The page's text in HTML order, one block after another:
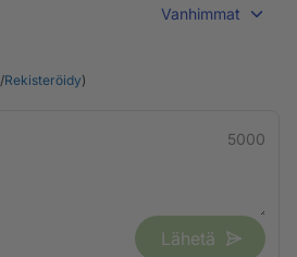
Vanhimmat
/Rekisteröidy)
5000
Lähetä